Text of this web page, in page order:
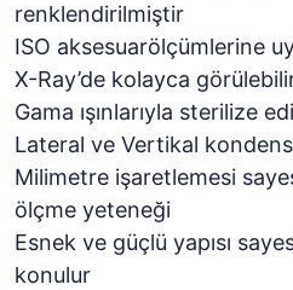
renklendirilmiştir
ISO aksesuarölçümlerine
X-Ray’de kolayca
Gama ışınlarıyla sterilize
Lateral ve Vertikal
Milimetre işaretlemesi
ölçme yeteneği
Esnek ve güçlü yapısı
konulur